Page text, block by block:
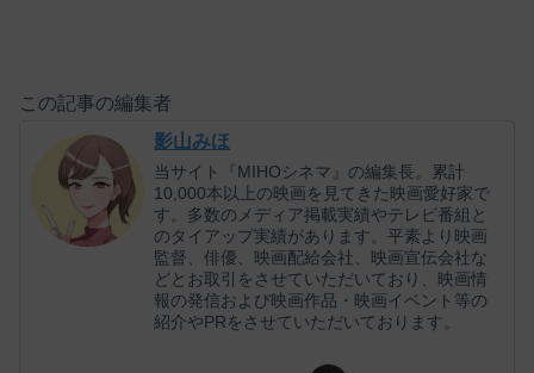
この記事の編集者
影山みほ
当サイト『MIHOシネマ』の編集長。累計
10,000本以上の映画を見てきた映画愛好家で
す。多数のメディア掲載実績やテレビ番組と
のタイアップ実績があります。平素より映画
監督、俳優、映画配給会社、映画宣伝会社な
どとお取引をさせていただいており、映画情
報の発信および映画作品・映画イベント等の
紹介やPRをさせていただいております。